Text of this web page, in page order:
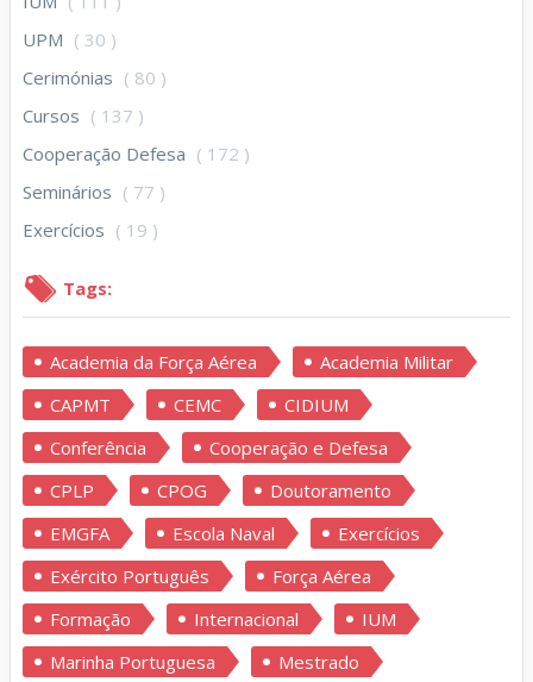
UPM ( 30 )
Cerimónias ( 80 )
Cursos ( 137 )
Cooperação Defesa ( 172 )
Seminários ( 77 )
Exercícios ( 19 )
Tags:
Academia da Força Aérea
Academia Militar
CAPMT
CEMC
CIDIUM
Conferência
Cooperação e Defesa
CPLP
CPOG
Doutoramento
EMGFA
Escola Naval
Exercícios
Exército Português
Força Aérea
Formação
Internacional
IUM
Marinha Portuguesa
Mestrado